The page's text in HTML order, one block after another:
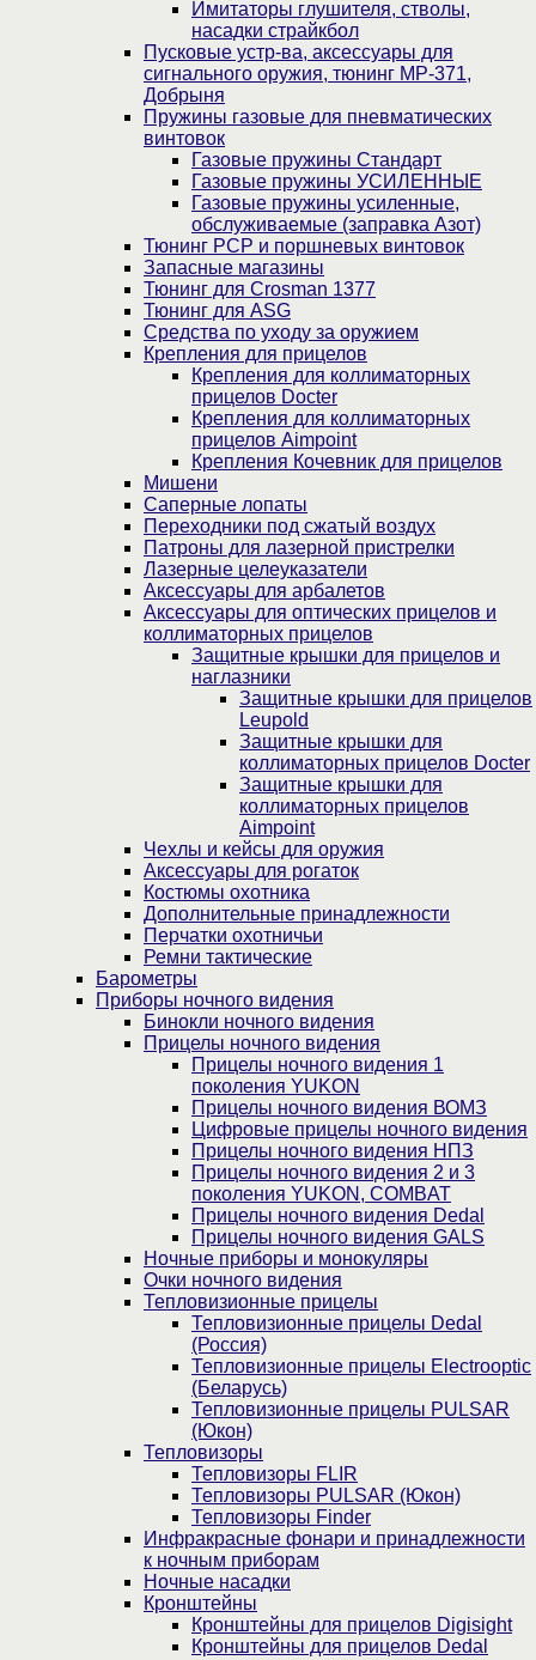
Имитаторы глушителя, стволы,
насадки страйкбол
Пусковые устр-ва, аксессуары для
сигнального оружия, тюнинг МР-371,
Добрыня
Пружины газовые для пневматических
винтовок
Газовые пружины Стандарт
Газовые пружины УСИЛЕННЫЕ
Газовые пружины усиленные,
обслуживаемые (заправка Азот)
Тюнинг PCP и поршневых винтовок
Запасные магазины
Тюнинг для Crosman 1377
Тюнинг для ASG
Средства по уходу за оружием
Крепления для прицелов
Крепления для коллиматорных
прицелов Docter
Крепления для коллиматорных
прицелов Aimpoint
Крепления Кочевник для прицелов
Мишени
Саперные лопаты
Переходники под сжатый воздух
Патроны для лазерной пристрелки
Лазерные целеуказатели
Аксессуары для арбалетов
Аксессуары для оптических прицелов и
коллиматорных прицелов
Защитные крышки для прицелов и
наглазники
Защитные крышки для прицелов
Leupold
Защитные крышки для
коллиматорных прицелов Docter
Защитные крышки для
коллиматорных прицелов
Aimpoint
Чехлы и кейсы для оружия
Аксессуары для рогаток
Костюмы охотника
Дополнительные принадлежности
Перчатки охотничьи
Ремни тактические
Барометры
Приборы ночного видения
Бинокли ночного видения
Прицелы ночного видения
Прицелы ночного видения 1
поколения YUKON
Прицелы ночного видения ВОМЗ
Цифровые прицелы ночного видения
Прицелы ночного видения НПЗ
Прицелы ночного видения 2 и 3
поколения YUKON, COMBAT
Прицелы ночного видения Dedal
Прицелы ночного видения GALS
Ночные приборы и монокуляры
Очки ночного видения
Тепловизионные прицелы
Тепловизионные прицелы Dedal
(Россия)
Тепловизионные прицелы Electrooptic
(Беларусь)
Тепловизионные прицелы PULSAR
(Юкон)
Тепловизоры
Тепловизоры FLIR
Тепловизоры PULSAR (Юкон)
Тепловизоры Finder
Инфракрасные фонари и принадлежности
к ночным приборам
Ночные насадки
Кронштейны
Кронштейны для прицелов Digisight
Кронштейны для прицелов Dedal